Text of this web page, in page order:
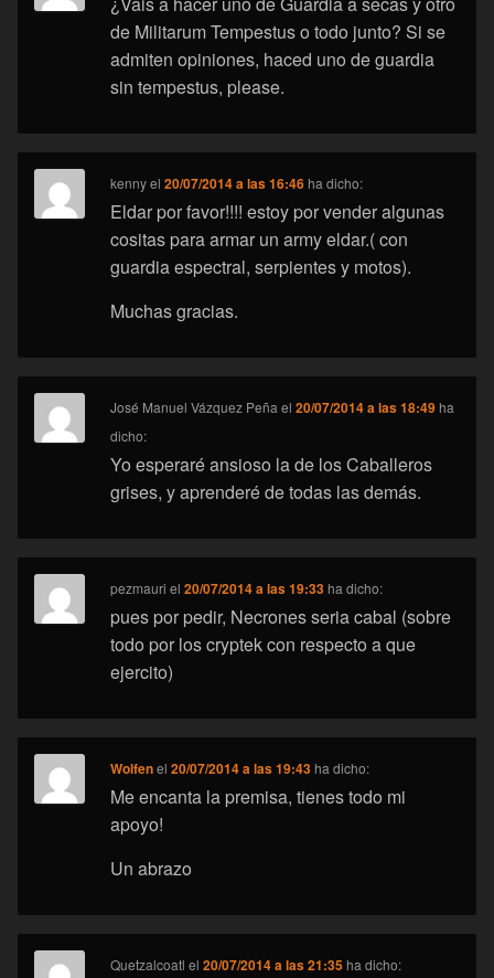
de Militarum Tempestus o todo junto? Si se
admiten opiniones, haced uno de guardia
sin tempestus, please.
kennyel20/07/2014 a las 16:46 ha dicho:
Eldar por favor!!!! estoy por vender algunas
cositas para armar un army eldar.( con
guardia espectral, serpientes y motos).
Muchas gracias.
José Manuel Vázquez Peña el20/07/2014 a las 18:49 ha
dicho:
Yo esperaré ansioso la de los Caballeros
grises, y aprenderé de todas las demás.
pezmauri el20/07/2014 a las 19:33 ha dicho:
pues por pedir, Necrones seria cabal (sobre
todo por los cryptek con respecto a que
ejercito)
Wolfenel20/07/2014 a las 19:43 ha dicho:
Me encanta la premisa, tienes todo mi
apoyo!
Un abrazo
Quetzalcoatl el20/07/2014 a las 21:35 ha dicho: